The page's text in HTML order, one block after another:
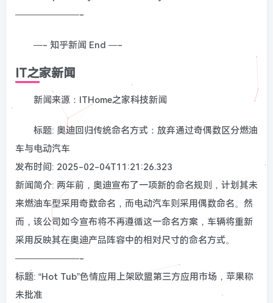
———————-
—- 知乎新闻 End —-
IT之家新闻
新闻来源：ITHome之家科技新闻
标题: 奥迪回归传统命名方式：放弃通过奇偶数区分燃油
车与电动汽车
发布时间: 2025-02-04T11:21:26.323
新闻简介: 两年前，奥迪宣布了一项新的命名规则，计划其未
来燃油车型采用奇数命名，而电动汽车则采用偶数命名。然
而，该公司如今宣布将不再遵循这一命名方案，车辆将重新
采用反映其在奥迪产品阵容中的相对尺寸的命名方式。
———————-
标题: “Hot Tub”色情应用上架欧盟第三方应用市场，苹果称
未批准